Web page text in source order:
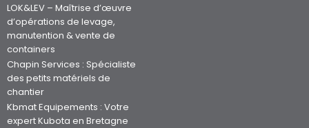
LOK&LEV – Maîtrise d’œuvre
d’opérations de levage,
manutention & vente de
containers
Chapin Services : Spécialiste
des petits matériels de
chantier
Kbmat Equipements : Votre
expert Kubota en Bretagne